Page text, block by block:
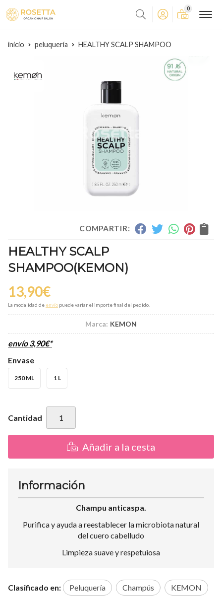
0
inicio peluquería HEALTHY SCALP SHAMPOO
COMPARTIR:
HEALTHY SCALP
SHAMPOO(KEMON)
13,90€
La modalidad de envío puede variar el importe final del pedido.
Marca: KEMON
envío3,90€*
Envase
250 ML 1 L
Cantidad
Añadir a la cesta
Información
Champu anticaspa.
Purifica y ayuda a reestablecer la microbiota natural
del cuero cabelludo
Limpieza suave y respetuiosa
Clasificado en: Peluquería Champús KEMON